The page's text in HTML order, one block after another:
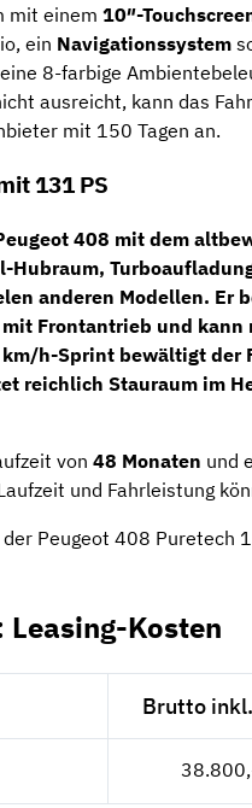
mit einem 10″-
ein Navigationssystem
eine 8-farbige
ausreicht, kann das
mit 150 Tagen an.
131 PS
408 mit dem
Hubraum,
anderen Modellen. Er
mit Frontantrieb und
h-Sprint bewältigt der
reichlich Stauraum im
von 48 Monaten und
und Fahrleistung
Peugeot 408 Puretech
Leasing-Kosten
Brutto